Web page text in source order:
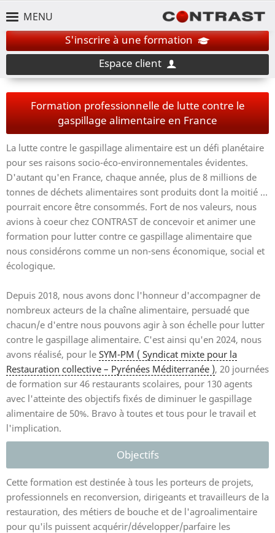
MENU
S'inscrire à une formation
Espace client
Formation professionnelle de lutte contre le
gaspillage alimentaire en France
La lutte contre le gaspillage alimentaire est un défi planétaire
pour ses raisons socio-éco-environnementales évidentes.
D'autant qu'en France, chaque année, plus de 8 millions de
tonnes de déchets alimentaires sont produits dont la moitié ...
pourrait encore être consommés. Fort de nos valeurs, nous
avions à coeur chez CONTRAST de concevoir et animer une
formation pour lutter contre ce gaspillage alimentaire que
nous considérons comme un non-sens économique, social et
écologique.
Depuis 2018, nous avons donc l'honneur d'accompagner de
nombreux acteurs de la chaîne alimentaire, persuadé que
chacun/e d'entre nous pouvons agir à son échelle pour lutter
contre le gaspillage alimentaire. C'est ainsi qu'en 2024, nous
avons réalisé, pour le SYM-PM ( Syndicat mixte pour la
Restauration collective – Pyrénées Méditerranée ), 20 journées
de formation sur 46 restaurants scolaires, pour 130 agents
avec l'atteinte des objectifs fixés de diminuer le gaspillage
alimentaire de 50%. Bravo à toutes et tous pour le travail et
l'implication.
Objectifs
Cette formation est destinée à tous les porteurs de projets,
professionnels en reconversion, dirigeants et travailleurs de la
restauration, des métiers de bouche et de l'agroalimentaire
pour qu'ils puissent acquérir/développer/parfaire les